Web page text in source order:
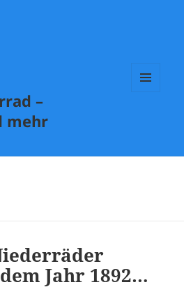
–
mehr
Jahr 1892…